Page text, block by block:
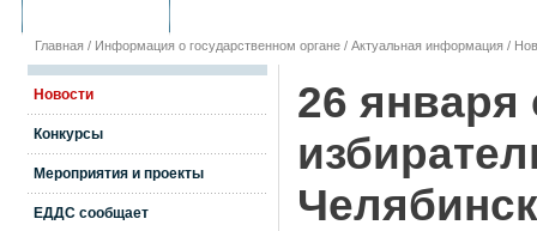
Главная / Информация о государственном органе / Актуальная информация /
Новости
Конкурсы
Мероприятия и проекты
ЕДДС сообщает
26 января